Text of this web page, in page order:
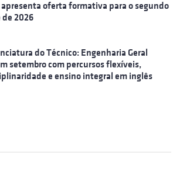
apresenta oferta formativa para o segundo
de 2026
do Técnico: Engenharia Geral
setembro com percursos flexíveis,
e ensino integral em inglês